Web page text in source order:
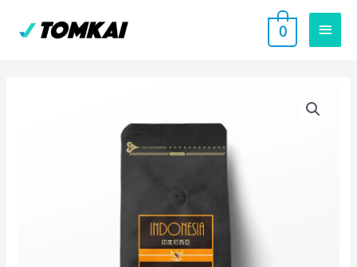
主
要
單
0